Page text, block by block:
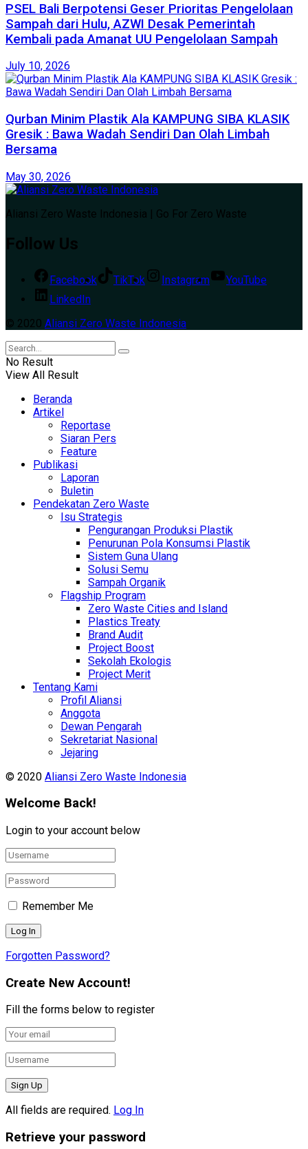
PSEL Bali Berpotensi Geser Prioritas Pengelolaan
Sampah dari Hulu, AZWI Desak Pemerintah
Kembali pada Amanat UU Pengelolaan Sampah
July 10, 2026
Qurban Minim Plastik Ala KAMPUNG SIBA KLASIK
Gresik : Bawa Wadah Sendiri Dan Olah Limbah
Bersama
May 30, 2026
Aliansi Zero Waste Indonesia | Go For Zero Waste
Follow Us
Facebook TikTok Instagram
YouTube
LinkedIn
© 2020 Aliansi Zero Waste Indonesia
No Result
View All Result
Beranda
Artikel
Reportase
Siaran Pers
Feature
Publikasi
Laporan
Buletin
Pendekatan Zero Waste
Isu Strategis
Pengurangan Produksi Plastik
Penurunan Pola Konsumsi Plastik
Sistem Guna Ulang
Solusi Semu
Sampah Organik
Flagship Program
Zero Waste Cities and Island
Plastics Treaty
Brand Audit
Project Boost
Sekolah Ekologis
Project Merit
Tentang Kami
Profil Aliansi
Anggota
Dewan Pengarah
Sekretariat Nasional
Jejaring
© 2020 Aliansi Zero Waste Indonesia
Welcome Back!
Login to your account below
Remember Me
Forgotten Password?
Create New Account!
Fill the forms below to register
All fields are required. Log In
Retrieve your password